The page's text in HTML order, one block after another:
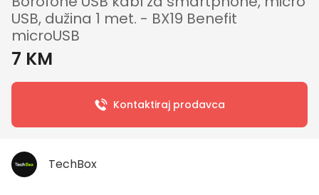
USB, dužina 1 met. - BX19 Benefit
microUSB
7 KM
Kontaktiraj prodavca
TechBox